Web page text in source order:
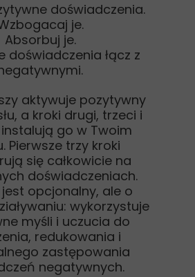
doświadczenia.
je.
Absorbuj je.
doświadczenia łącz z
aktywuje pozytywny
a kroki drugi, trzeci i
go w Twoim
Pierwsze trzy kroki
się całkowicie na
doświadczeniach.
opcjonalny, ale o
wykorzystuje
myśli i uczucia do
redukowania i
zastępowania
negatywnych.